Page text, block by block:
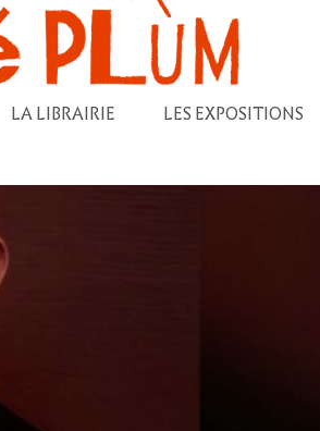
LA LIBRAIRIE LES EXPOSITIONS